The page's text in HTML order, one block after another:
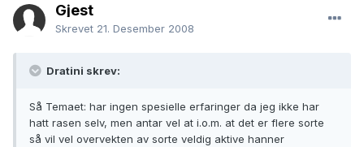
Gjest
Skrevet 21. Desember 2008
Dratini skrev:
Så Temaet: har ingen spesielle erfaringer da jeg ikke har
hatt rasen selv, men antar vel at i.o.m. at det er flere sorte
så vil vel overvekten av sorte veldig aktive hanner